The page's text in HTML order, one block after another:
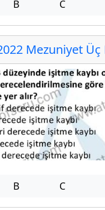
B C
Mezuniyet Üç
B C